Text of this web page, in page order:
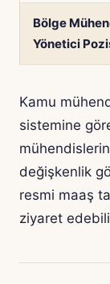
Bölge
Yönetici
Kamu
sistemine
değişkenlik
resmi maaş
ziyaret